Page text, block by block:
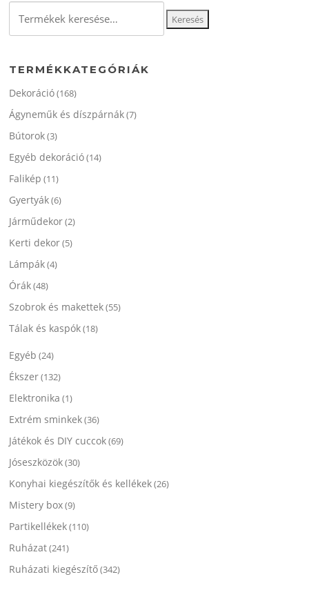
következőre:
Keresés
TERMÉKKATEGÓRIÁK
Dekoráció(168)
Ágyneműk és díszpárnák(7)
Bútorok(3)
Egyéb dekoráció(14)
Falikép (11)
Gyertyák(6)
Járműdekor(2)
Kerti dekor(5)
Lámpák(4)
Órák(48)
Szobrok és makettek(55)
Tálak és kaspók(18)
Egyéb (24)
Ékszer(132)
Elektronika (1)
Extrém sminkek(36)
Játékok és DIY cuccok(69)
Jóseszközök(30)
Konyhai kiegészítők és kellékek(26)
Mistery box(9)
Partikellékek(110)
Ruházat(241)
Ruházati kiegészítő(342)